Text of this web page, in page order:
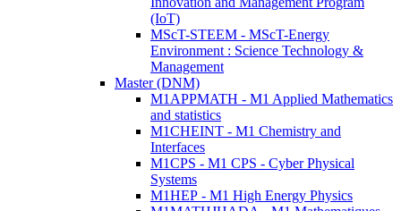
(IoT)
MScT-STEEM - MScT-Energy
Environment : Science Technology &
Management
Master (DNM)
M1APPMATH - M1 Applied Mathematics
and statistics
M1CHEINT - M1 Chemistry and
Interfaces
M1CPS - M1 CPS - Cyber Physical
Systems
M1HEP - M1 High Energy Physics